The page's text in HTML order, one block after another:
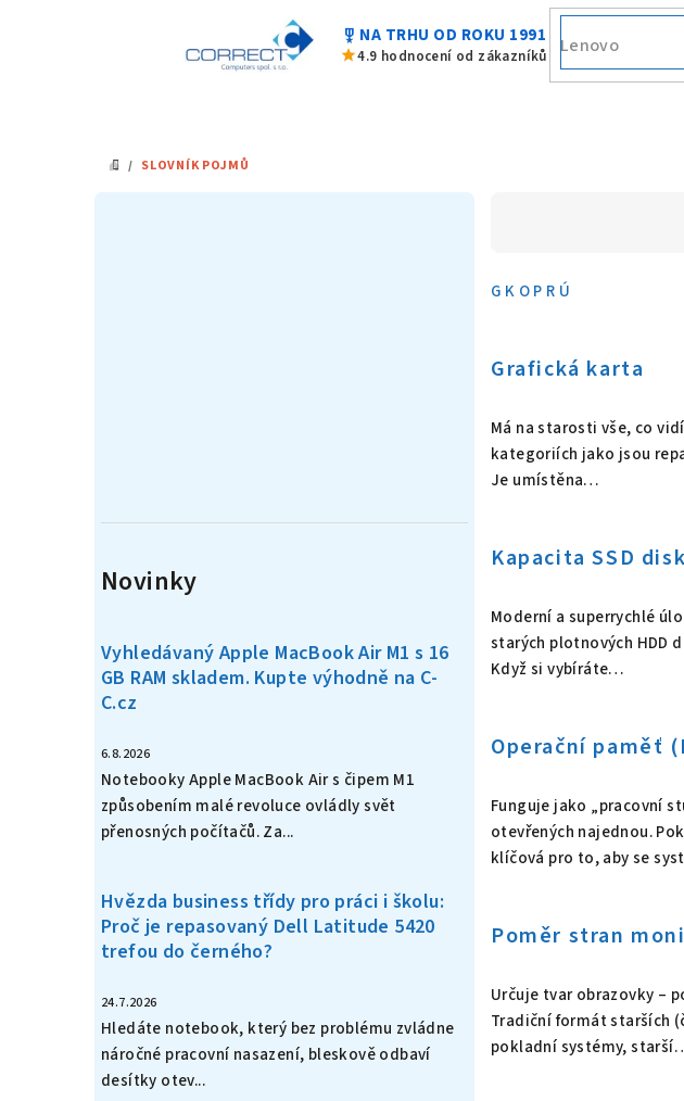
military_tech NA TRHU OD ROKU 1991
star4.9 hodnocení od zákazníků
DOMŮ
/ SLOVNÍK POJMŮ
p
n
e
Novinky
Vyhledávaný Apple MacBook Air M1 s 16
GB RAM skladem. Kupte výhodně na C-
C.cz
6.8.2026
Notebooky Apple MacBook Air s čipem M1
způsobením malé revoluce ovládly svět
přenosných počítačů. Za...
Hvězda business třídy pro práci i školu:
Proč je repasovaný Dell Latitude 5420
trefou do černého?
24.7.2026
Hledáte notebook, který bez problému zvládne
náročné pracovní nasazení, bleskově odbaví
desítky otev...
G K OP R Ú
p
i
s
o
v
í
k
o
ý
h
p
Grafická karta
Má na starosti vše, co
kategoriích jako jsou
Je umístěna…
Kapacita SSD
Moderní a superrychlé
starých plotnových HDD
Když si vybíráte…
Operační paměť
Funguje jako „pracovní
otevřených najednou.
klíčová pro to, aby se
Poměr stran
Určuje tvar obrazovky –
Tradiční formát starších
pokladní systémy,